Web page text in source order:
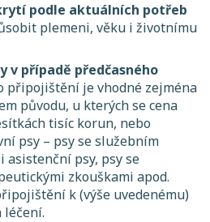
podle aktuálních potřeb
plemeni, věku i životnímu
v případě předčasného
připojištění je vhodné zejména
původu, u kterých se cena
tisíc korun, nebo
psy – psy se služebním
asistenční psy, psy se
zkouškami apod.
k (výše uvedenému)